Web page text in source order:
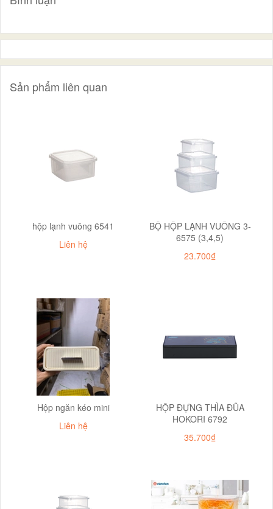
Sản phẩm liên quan
hộp lạnh vuông 6541
Liên hệ
BỘ HỘP LẠNH VUÔNG 3-
6575 (3,4,5)
23.700₫
Hộp ngăn kéo mini
Liên hệ
HỘP ĐỰNG THÌA ĐŨA
HOKORI 6792
35.700₫